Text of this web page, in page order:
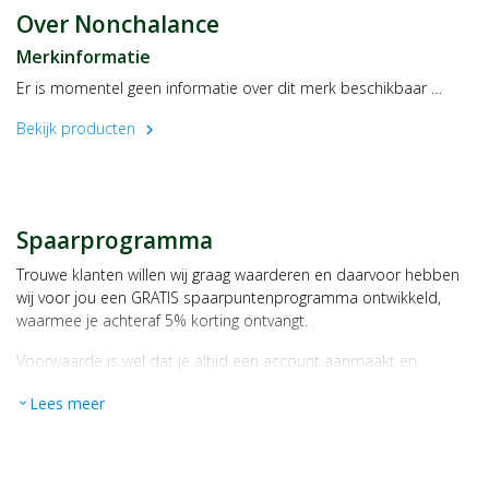
Over Nonchalance
Merkinformatie
Er is momentel geen informatie over dit merk beschikbaar …
Bekijk producten
chevron_right
Spaarprogramma
Trouwe klanten willen wij graag waarderen en daarvoor hebben
wij voor jou een GRATIS spaarpuntenprogramma ontwikkeld,
waarmee je achteraf 5% korting ontvangt.
Voorwaarde is wel dat je altijd een account aanmaakt en
Bij iedere bestelling ontvang je per bestede euro 1 spaarpunt,
expand_more Lees meer